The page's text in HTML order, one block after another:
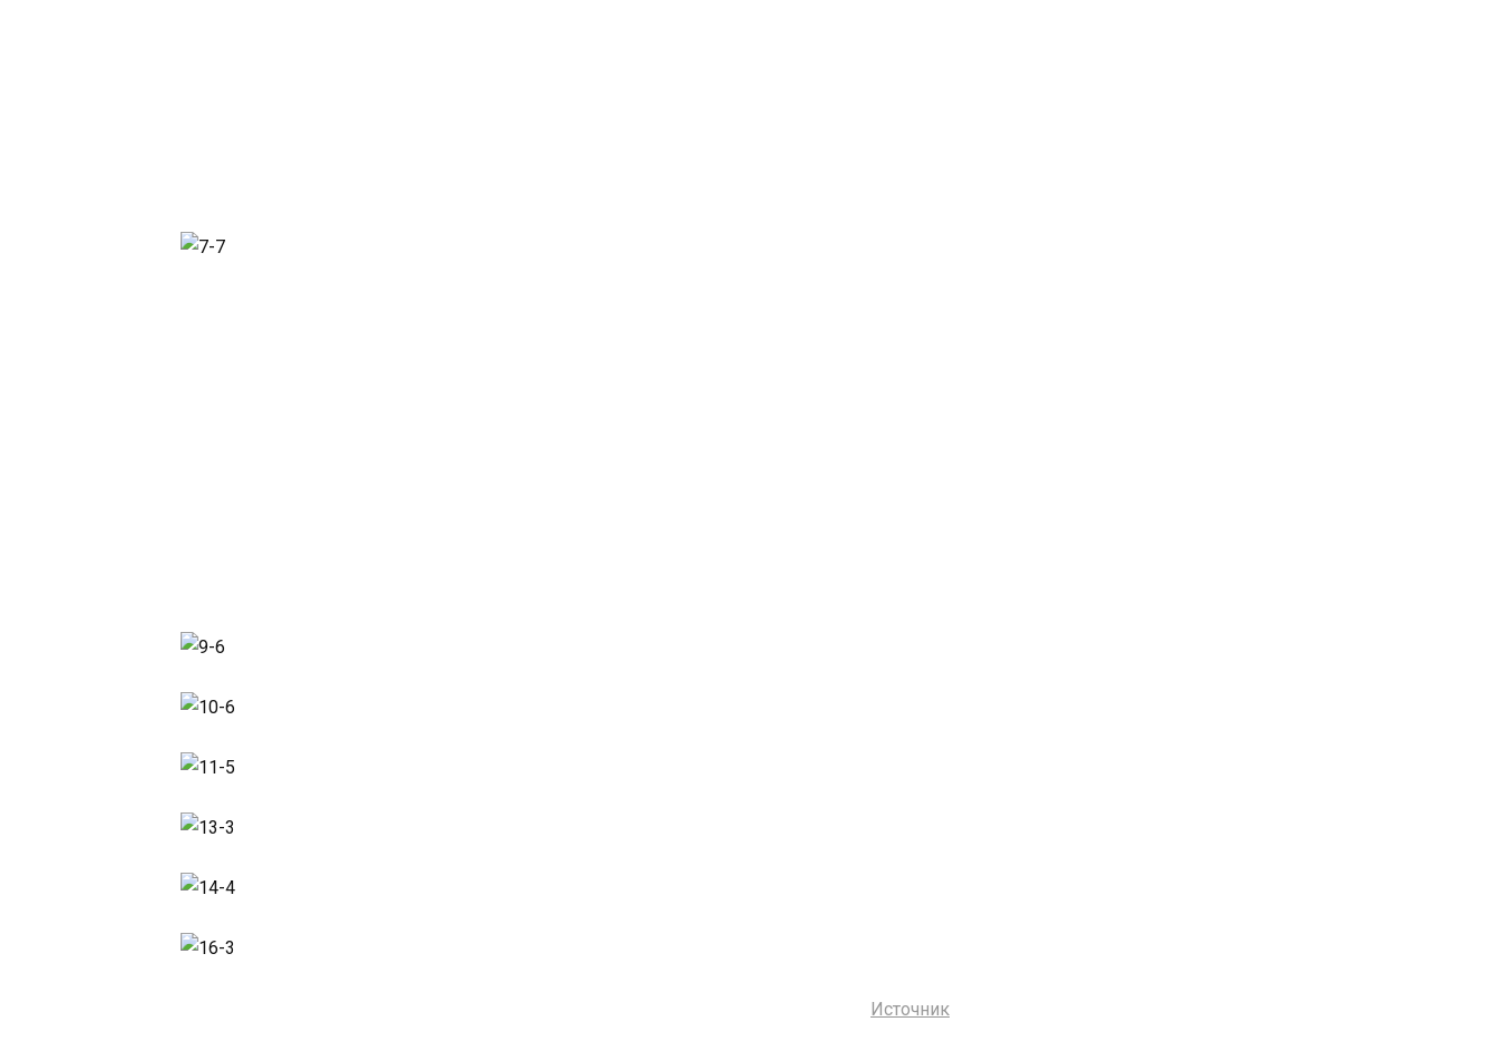
Источник